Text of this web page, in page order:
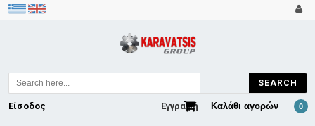
SEARCH
Καλάθι αγορών 0
Εγγραφή
Είσοδος